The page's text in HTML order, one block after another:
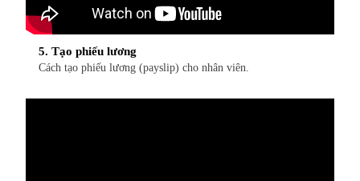
5. Tạo phiếu lương
Cách tạo phiếu lương (payslip) cho nhân viên.